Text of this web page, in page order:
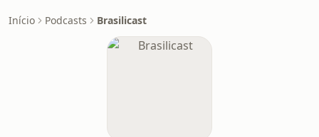
Início Podcasts Brasilicast